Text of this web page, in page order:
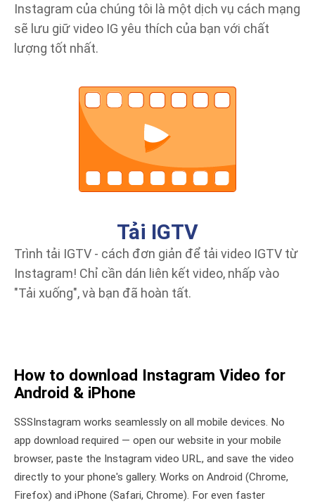
Instagram của chúng tôi là một dịch vụ cách mạng
sẽ lưu giữ video IG yêu thích của bạn với chất
lượng tốt nhất.
Tải IGTV
Trình tải IGTV - cách đơn giản để tải video IGTV từ
Instagram! Chỉ cần dán liên kết video, nhấp vào
"Tải xuống", và bạn đã hoàn tất.
How to download Instagram Video for
Android & iPhone
SSSInstagram works seamlessly on all mobile devices. No
app download required — open our website in your mobile
browser, paste the Instagram video URL, and save the video
directly to your phone's gallery. Works on Android (Chrome,
Firefox) and iPhone (Safari, Chrome). For even faster